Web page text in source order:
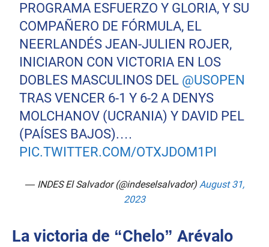
PROGRAMA ESFUERZO Y GLORIA, Y SU
COMPAÑERO DE FÓRMULA, EL
NEERLANDÉS JEAN-JULIEN ROJER,
INICIARON CON VICTORIA EN LOS
DOBLES MASCULINOS DEL @USOPEN
TRAS VENCER 6-1 Y 6-2 A DENYS
MOLCHANOV (UCRANIA) Y DAVID PEL
(PAÍSES BAJOS).…
PIC.TWITTER.COM/OTXJDOM1PI
— INDES El Salvador (@indeselsalvador) August 31,
2023
La victoria de “Chelo” Arévalo